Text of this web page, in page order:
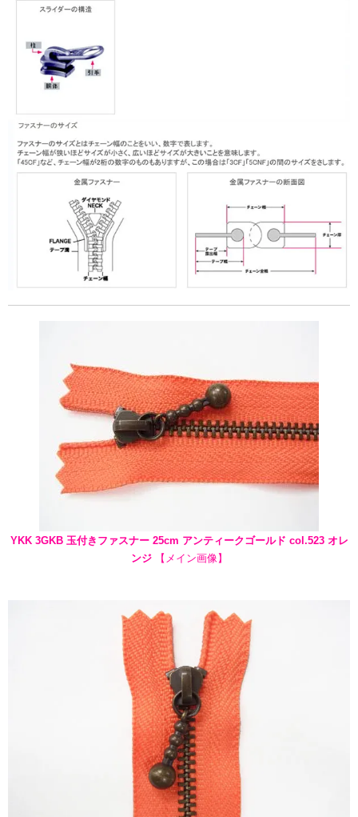
YKK 3GKB 玉付きファスナー 25cm アンティークゴールド col.523 オレ
ンジ【メイン画像】